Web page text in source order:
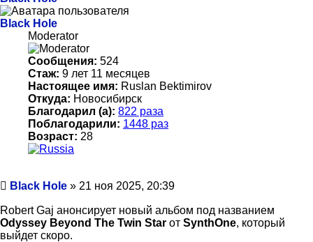
Black Hole
Moderator
Сообщения: 524
Стаж: 9 лет 11 месяцев
Настоящее имя: Ruslan Bektimirov
Откуда: Новосибирск
Благодарил (а): 822 раза
Поблагодарили: 1448 раз
Возраст: 28
Сообщение
Black Hole » 21 ноя 2025, 20:39
Robert Gaj анонсирует новый альбом под названием
Odyssey Beyond The Twin Star от SynthOne, который
выйдет скоро.